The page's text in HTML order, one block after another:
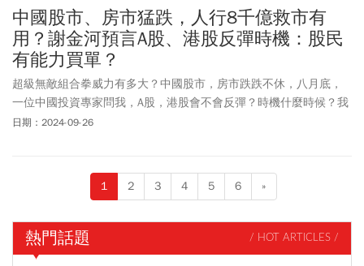
中國股市、房市猛跌，人行8千億救市有
用？謝金河預言A股、港股反彈時機：股民
有能力買單？
超級無敵組合拳威力有多大？中國股市，房市跌跌不休，八月底，
一位中國投資專家問我，A股，港股會不會反彈？時機什麼時候？我
說最好的時間是在美國正式啓動降息的時候！
日期：2024-09-26
1 2 3 4 5 6 »
熱門話題 / HOT ARTICLES /